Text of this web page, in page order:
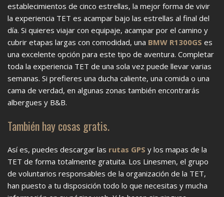
establecimientos de cinco estrellas, la mejor forma de vivir
la experiencia TET es acampar bajo las estrellas al final del
día. Si quieres viajar con equipaje, acampar por el camino y
cubrir etapas largas con comodidad, una BMW R1300GS es
una excelente opción para este tipo de aventura. Completar
toda la experiencia TET de una sola vez puede llevar varias
semanas. Si prefieres una ducha caliente, una comida o una
cama de verdad, en algunas zonas también encontrarás
albergues y B&B.
También hay cosas gratis.
Así es, puedes descargar las rutas GPS y los mapas de la
TET de forma totalmente gratuita. Los Linesmen, el grupo
de voluntarios responsables de la organización de la TET,
han puesto a tu disposición todo lo que necesitas y mucha